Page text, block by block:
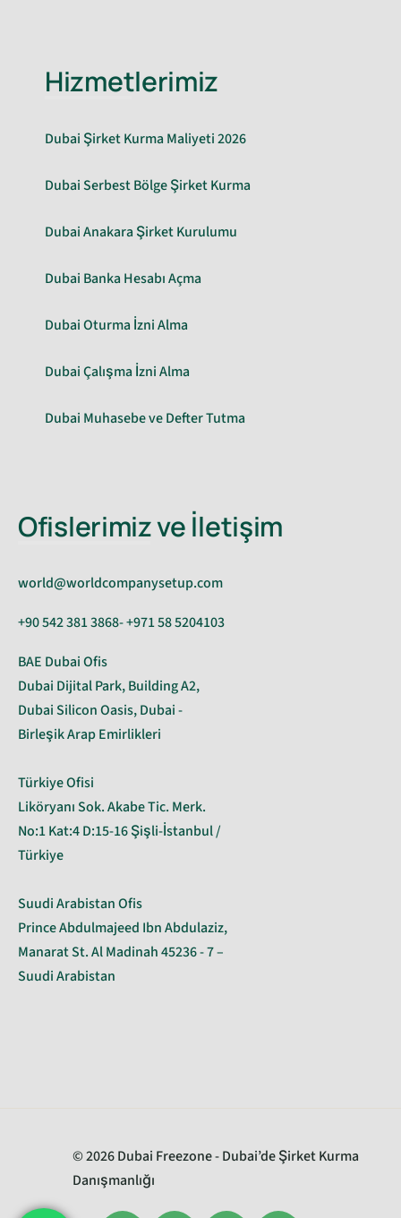
Hizmetlerimiz
Dubai Şirket Kurma Maliyeti 2026
Dubai Serbest Bölge Şirket Kurma
Dubai Anakara Şirket Kurulumu
Dubai Banka Hesabı Açma
Dubai Oturma İzni Alma
Dubai Çalışma İzni Alma
Dubai Muhasebe ve Defter Tutma
Ofislerimiz ve İletişim
world@worldcompanysetup.com
+90 542 381 3868- +971 58 5204103
BAE Dubai Ofis
Dubai Dijital Park, Building A2,
Dubai Silicon Oasis, Dubai -
Birleşik Arap Emirlikleri
Türkiye Ofisi
Liköryanı Sok. Akabe Tic. Merk.
No:1 Kat:4 D:15-16 Şişli-İstanbul /
Türkiye
Suudi Arabistan Ofis
Prince Abdulmajeed Ibn Abdulaziz,
Manarat St. Al Madinah 45236 - 7 –
Suudi Arabistan
© 2026 Dubai Freezone - Dubai’de Şirket Kurma
Danışmanlığı